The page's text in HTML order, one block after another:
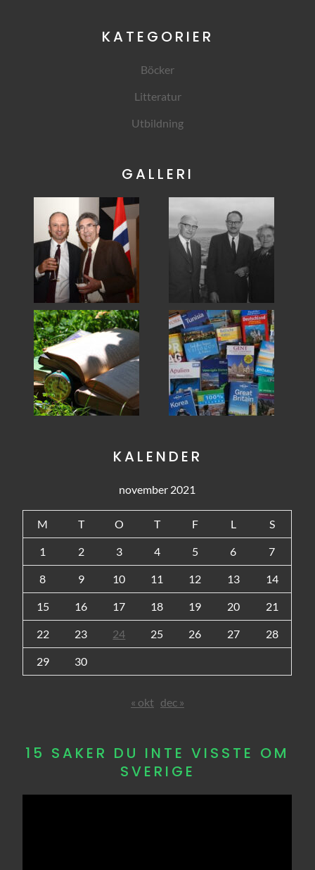
KATEGORIER
Böcker
Litteratur
Utbildning
GALLERI
KALENDER
november 2021
M T O T F L S
1 2 3 4 5 6 7
8 9 10 11 12 13 14
15 16 17 18 19 20 21
22 23 24 25 26 27 28
29 30
« okt dec »
15 SAKER DU INTE VISSTE OM
SVERIGE